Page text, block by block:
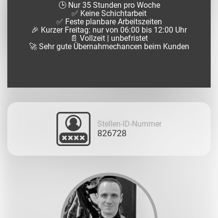
🕒 Nur 35 Stunden pro Woche
✅ Keine Schichtarbeit
✅ Feste planbare Arbeitszeiten
🎉 Kurzer Freitag: nur von 06:00 bis 12:00 Uhr
📄 Vollzeit | unbefristet
🚀 Sehr gute Übernahmechancen beim Kunden
Stellen-ID-Nummer
826728